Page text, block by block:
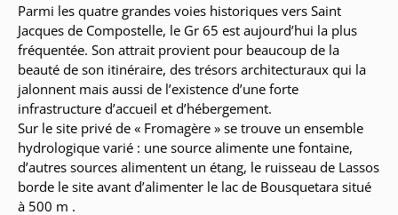
Parmi les quatre grandes voies historiques vers Saint
Jacques de Compostelle, le Gr 65 est aujourd’hui la plus
fréquentée. Son attrait provient pour beaucoup de la
beauté de son itinéraire, des trésors architecturaux qui la
jalonnent mais aussi de l’existence d’une forte
infrastructure d’accueil et d’hébergement.
Sur le site privé de « Fromagère » se trouve un ensemble
hydrologique varié : une source alimente une fontaine,
d’autres sources alimentent un étang, le ruisseau de Lassos
borde le site avant d’alimenter le lac de Bousquetara situé
à 500 m .